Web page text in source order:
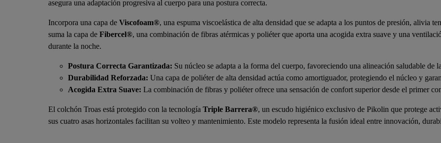
asegura una adaptación progresiva al cuerpo para una postura correcta.
Incorpora una capa de Viscofoam®, una espuma viscoelástica de alta densidad que se adapta a los puntos de presión, alivia
suma la capa de Fibercel®, una combinación de fibras atérmicas y poliéter que aporta una acogida extra suave y una
durante la noche.
Postura Correcta Garantizada: Su núcleo se adapta a la forma del cuerpo, favoreciendo una alineación saludable de
Durabilidad Reforzada: Una capa de poliéter de alta densidad actúa como amortiguador, protegiendo el núcleo y
Acogida Extra Suave: La combinación de fibras y poliéter ofrece una sensación de confort superior desde el primer
El colchón Troas está protegido con la tecnología Triple Barrera®, un escudo higiénico exclusivo de Pikolin que protege
sus cuatro asas horizontales facilitan su volteo y mantenimiento. Este modelo representa la fusión ideal entre innovación,